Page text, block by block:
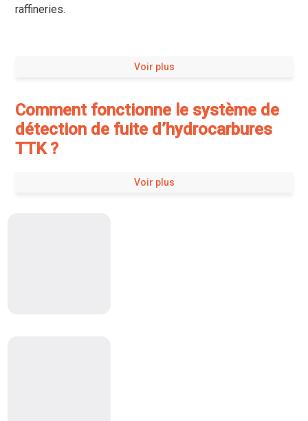
raffineries.
Voir plus
Comment fonctionne le système de
détection de fuite d’hydrocarbures
TTK ?
Voir plus